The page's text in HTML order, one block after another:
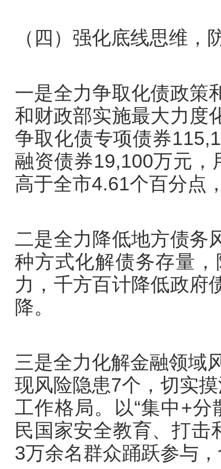
（四）强化底线思维，
一是全力争取化债政策
和财政部实施最大力度
争取化债专项债券
融资债券19,100万元
高于全市4.61个百分点
二是全力降低地方债务
种方式化解债务存量
力，千方百计降低政府
降。
三是全力化解金融领域
现风险隐患7个，切实
工作格局。以“集中+
民国家安全教育、打
3万余名群众踊跃参与